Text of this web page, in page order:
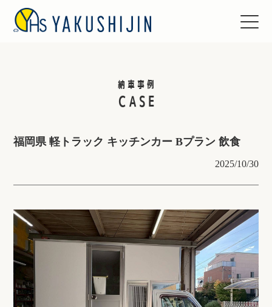
納車事例
CASE
福岡県 軽トラック キッチンカー Bプラン 飲食
2025/10/30